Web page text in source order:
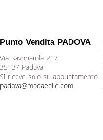
Punto Vendita PADOVA
Via Savonarola 217
35137 Padova
Si riceve solo su appuntamento
padova@modaedile.com